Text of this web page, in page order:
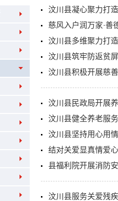
汶川县凝心聚力打
慈风入户润万家·善
汶川县多维聚力打
汶川县筑牢防返贫
汶川县积极开展慈
汶川县民政局开展
汶川县健全养老服
汶川县坚持用心用
结对关爱显真情爱
县福利院开展消防
汶川县服务关爱残